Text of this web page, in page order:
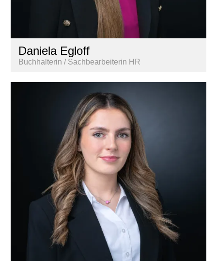
Daniela Egloff
Buchhalterin / Sachbearbeiterin HR